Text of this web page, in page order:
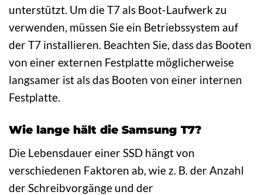
unterstützt. Um die T7 als Boot-Laufwerk zu
verwenden, müssen Sie ein Betriebssystem auf
der T7 installieren. Beachten Sie, dass das Booten
von einer externen Festplatte möglicherweise
langsamer ist als das Booten von einer internen
Festplatte.
Wie lange hält die Samsung T7?
Die Lebensdauer einer SSD hängt von
verschiedenen Faktoren ab, wie z. B. der Anzahl
der Schreibvorgänge und der